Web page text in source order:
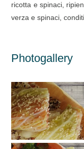
ricotta e spinaci,
verza e spinaci,
Photogallery